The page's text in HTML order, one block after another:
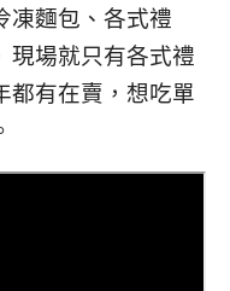
凍麵包、各式禮
現場就只有各式禮
都有在賣，想吃單